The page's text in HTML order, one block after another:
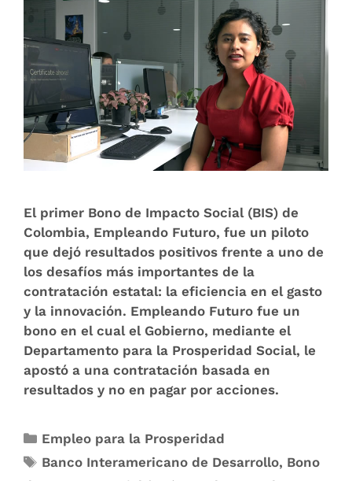
El primer Bono de Impacto Social (BIS) de
Colombia, Empleando Futuro, fue un piloto
que dejó resultados positivos frente a uno de
los desafíos más importantes de la
contratación estatal: la eficiencia en el gasto
y la innovación. Empleando Futuro fue un
bono en el cual el Gobierno, mediante el
Departamento para la Prosperidad Social, le
apostó a una contratación basada en
resultados y no en pagar por acciones.
Empleo para la Prosperidad
Banco Interamericano de Desarrollo, Bono